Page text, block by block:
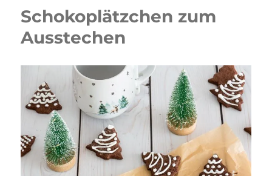
Schokoplätzchen zum
Ausstechen